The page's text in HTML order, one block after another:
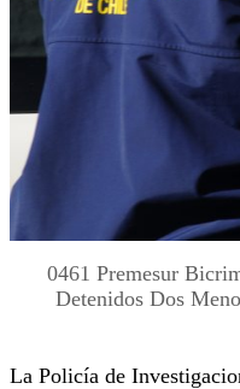
0461 Premesur
Detenidos Dos
La Policía de